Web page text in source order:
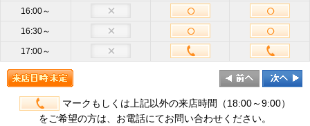
携帯電話
ハイフン不要
メールア
ドレス必
須
半角英数
16:00～
16:30～
17:00～
マークもしくは上記以外の来店時間（18:00～9:00）
をご希望の方は、お電話にてお問い合わせください。